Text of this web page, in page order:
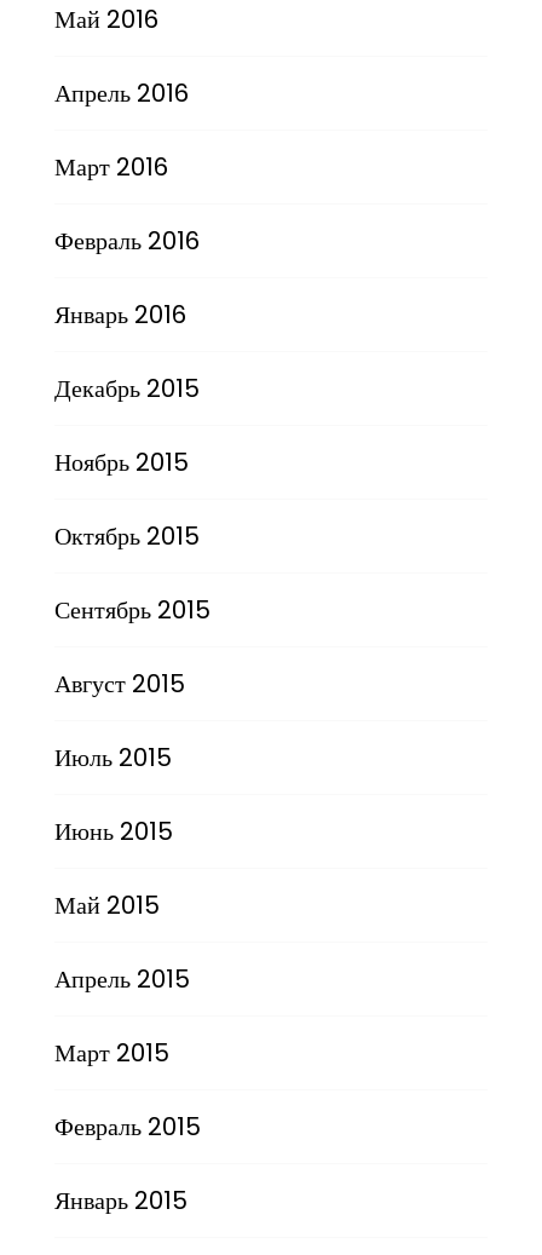
Май 2016
Апрель 2016
Март 2016
Февраль 2016
Январь 2016
Декабрь 2015
Ноябрь 2015
Октябрь 2015
Сентябрь 2015
Август 2015
Июль 2015
Июнь 2015
Май 2015
Апрель 2015
Март 2015
Февраль 2015
Январь 2015